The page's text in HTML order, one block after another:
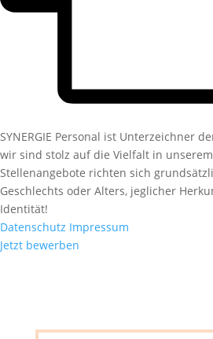
SYNERGIE Personal ist Unterzeichner
wir sind stolz auf die Vielfalt in
Stellenangebote richten sich
Geschlechts oder Alters, jeglicher
Identität!
Datenschutz Impressum
Jetzt bewerben